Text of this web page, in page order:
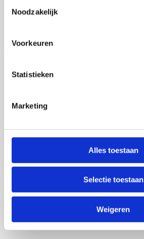
Noodzakelijk
Voorkeuren
Statistieken
Marketing
Alles toestaan
Selectie toestaan
Weigeren
Wageningen University